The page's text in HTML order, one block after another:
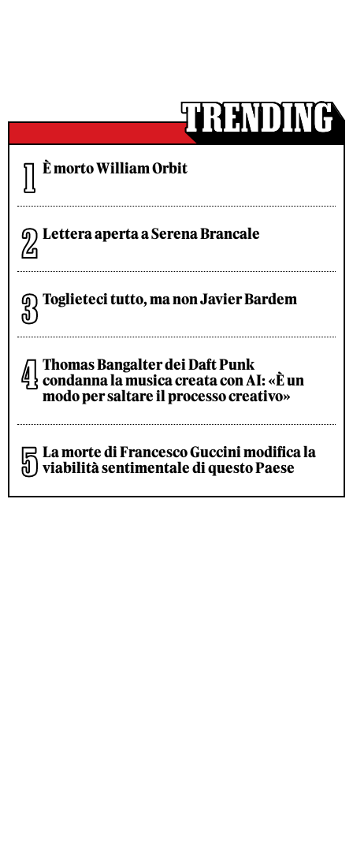
È morto William Orbit
Lettera aperta a Serena Brancale
Toglieteci tutto, ma non Javier Bardem
Thomas Bangalter dei Daft Punk
condanna la musica creata con AI: «È un
modo per saltare il processo creativo»
La morte di Francesco Guccini modifica la
viabilità sentimentale di questo Paese